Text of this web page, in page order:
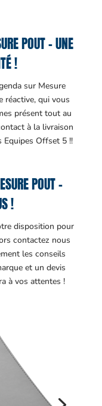
POUT – UNE
!
sur Mesure
réactive, qui vous
présent tout au
à la livraison
Equipes Offset 5 !!
POUT –
!
disposition pour
contactez nous
les conseils
et un devis
à vos attentes !